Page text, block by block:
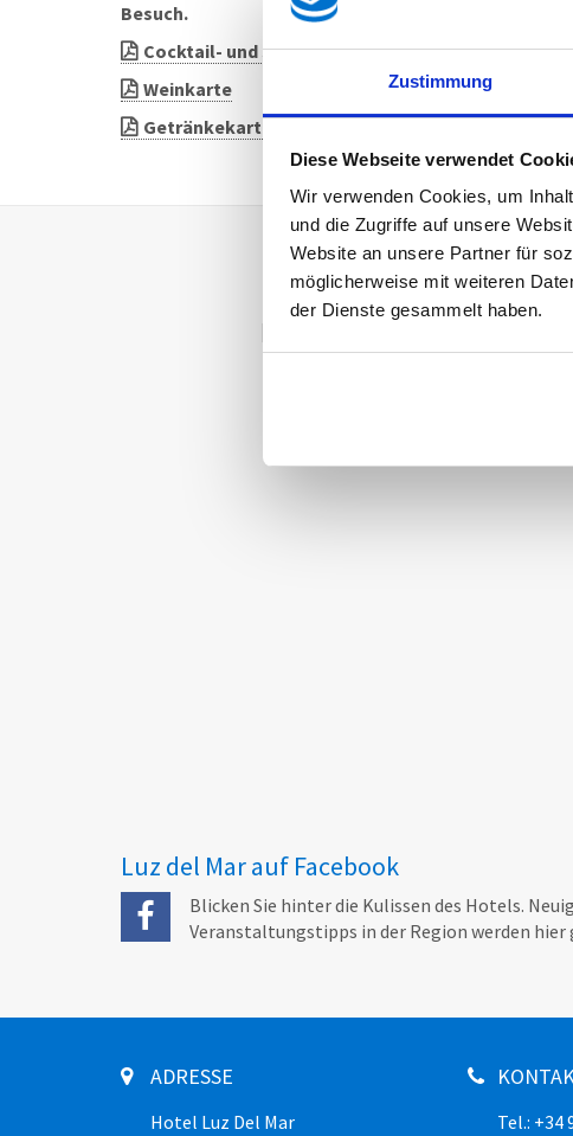
Zustimmung
Diese Webseite verwendet
Wir verwenden Cookies, um
und die Zugriffe auf unsere
Website an unsere Partner für
möglicherweise mit weiteren
der Dienste gesammelt haben.
Besuch.
Cocktail- und Spirituosenkarte
Weinkarte
Getränkekarte
Dieses und weitere
Luz del Mar auf Facebook
Blicken Sie hinter die Kulissen des Hotels.
Veranstaltungstipps in der Region werden hier
ADRESSE
Hotel Luz Del Mar Tel.: +34